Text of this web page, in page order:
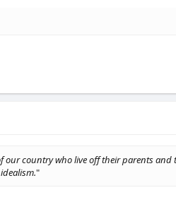
our country who live off their parents
"